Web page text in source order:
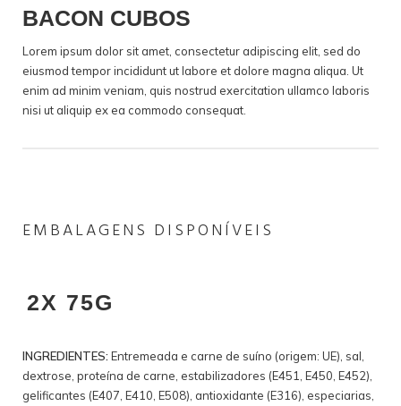
BACON CUBOS
Lorem ipsum dolor sit amet, consectetur adipiscing elit, sed do
eiusmod tempor incididunt ut labore et dolore magna aliqua. Ut
enim ad minim veniam, quis nostrud exercitation ullamco laboris
nisi ut aliquip ex ea commodo consequat.
EMBALAGENS DISPONÍVEIS
2X 75G
INGREDIENTES: Entremeada e carne de suíno (origem: UE), sal,
dextrose, proteína de carne, estabilizadores (E451, E450, E452),
gelificantes (E407, E410, E508), antioxidante (E316), especiarias,